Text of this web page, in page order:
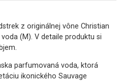
z originálnej vône Christian
(M). V detaile produktu si
parfumovaná voda, ktorá
ikonického Sauvage